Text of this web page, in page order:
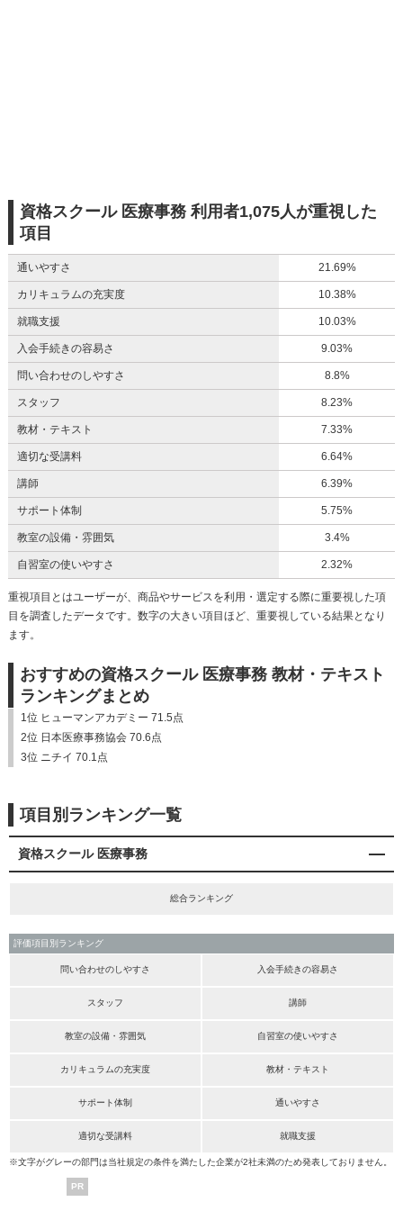
資格スクール 医療事務 利用者1,075人が重視した
項目
通いやすさ 21.69%
カリキュラムの充実度 10.38%
就職支援 10.03%
入会手続きの容易さ 9.03%
問い合わせのしやすさ 8.8%
スタッフ 8.23%
教材・テキスト 7.33%
適切な受講料 6.64%
講師 6.39%
サポート体制 5.75%
教室の設備・雰囲気 3.4%
自習室の使いやすさ 2.32%
重視項目とはユーザーが、商品やサービスを利用・選定する際に重要視した項
目を調査したデータです。数字の大きい項目ほど、重要視している結果となり
ます。
おすすめの資格スクール 医療事務 教材・テキスト
ランキングまとめ
1位 ヒューマンアカデミー 71.5点
2位 日本医療事務協会 70.6点
3位 ニチイ 70.1点
項目別ランキング一覧
資格スクール 医療事務
総合ランキング
評価項目別ランキング
問い合わせのしやすさ 入会手続きの容易さ
スタッフ 講師
教室の設備・雰囲気 自習室の使いやすさ
カリキュラムの充実度 教材・テキスト
サポート体制 通いやすさ
適切な受講料 就職支援
※文字がグレーの部門は当社規定の条件を満たした企業が2社未満のため発表しておりません。
PR